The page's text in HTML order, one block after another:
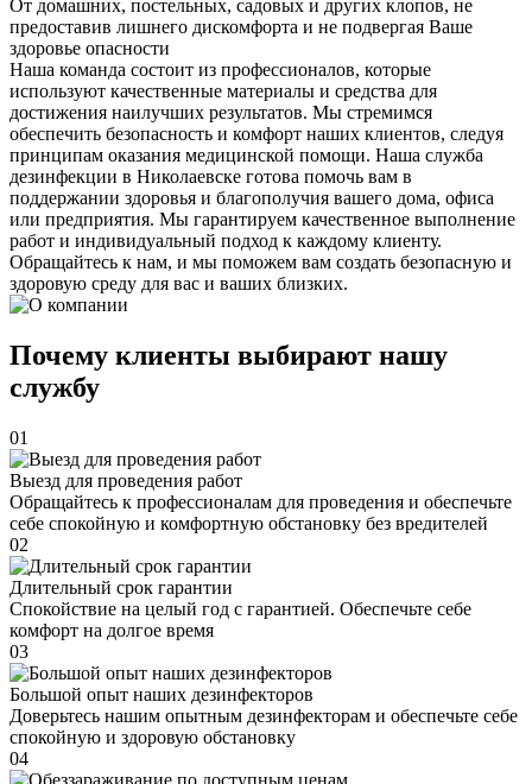
От домашних, постельных, садовых и других клопов, не
предоставив лишнего дискомфорта и не подвергая Ваше
здоровье опасности
Наша команда состоит из профессионалов, которые
используют качественные материалы и средства для
достижения наилучших результатов. Мы стремимся
обеспечить безопасность и комфорт наших клиентов, следуя
принципам оказания медицинской помощи. Наша служба
дезинфекции в Николаевске готова помочь вам в
поддержании здоровья и благополучия вашего дома, офиса
или предприятия. Мы гарантируем качественное выполнение
работ и индивидуальный подход к каждому клиенту.
Обращайтесь к нам, и мы поможем вам создать безопасную и
здоровую среду для вас и ваших близких.
Почему клиенты выбирают нашу
службу
01
Выезд для проведения работ
Обращайтесь к профессионалам для проведения и обеспечьте
себе спокойную и комфортную обстановку без вредителей
02
Длительный срок гарантии
Спокойствие на целый год с гарантией. Обеспечьте себе
комфорт на долгое время
03
Большой опыт наших дезинфекторов
Доверьтесь нашим опытным дезинфекторам и обеспечьте себе
спокойную и здоровую обстановку
04